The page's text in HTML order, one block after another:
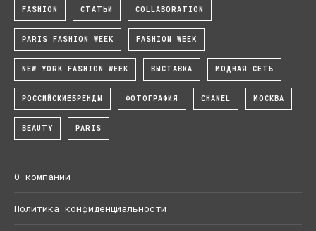
FASHION СТАТЬИ COLLABORATION
PARIS FASHION WEEK FASHION WEEK
NEW YORK FASHION WEEK ВЫСТАВКА МОДНАЯ СЕТЬ
РОССИЙСКИЕБРЕНДЫ ФОТОГРАФИЯ CHANEL МОСКВА
BEAUTY PARIS
О компании
Политика конфиденциальности